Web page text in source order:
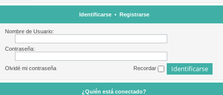
Identificarse• Registrarse
Nombre de Usuario:
Contraseña:
Olvidé mi contraseña Recordar
¿Quién está conectado?